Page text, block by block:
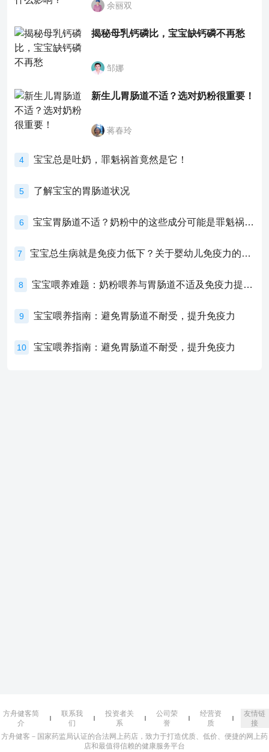
余丽双
揭秘母乳钙磷比，宝宝缺钙磷不再愁
邹娜
新生儿胃肠道不适？选对奶粉很重要！
蒋春玲
4 宝宝总是吐奶，罪魁祸首竟然是它！
5 了解宝宝的胃肠道状况
6 宝宝胃肠道不适？奶粉中的这些成分可能是罪魁祸首！
7 宝宝总生病就是免疫力低下？关于婴幼儿免疫力的真相，家长必须了解！
8 宝宝喂养难题：奶粉喂养与胃肠道不适及免疫力提升的奥秘
9 宝宝喂养指南：避免胃肠道不耐受，提升免疫力
10 宝宝喂养指南：避免胃肠道不耐受，提升免疫力
方舟健客简
介
联系我
们
投资者关
系
公司荣
誉
经营资
质
友情链
接
方舟健客－国家药监局认证的合法网上药店，致力于打造优质、低价、便捷的网上药
店和最值得信赖的健康服务平台